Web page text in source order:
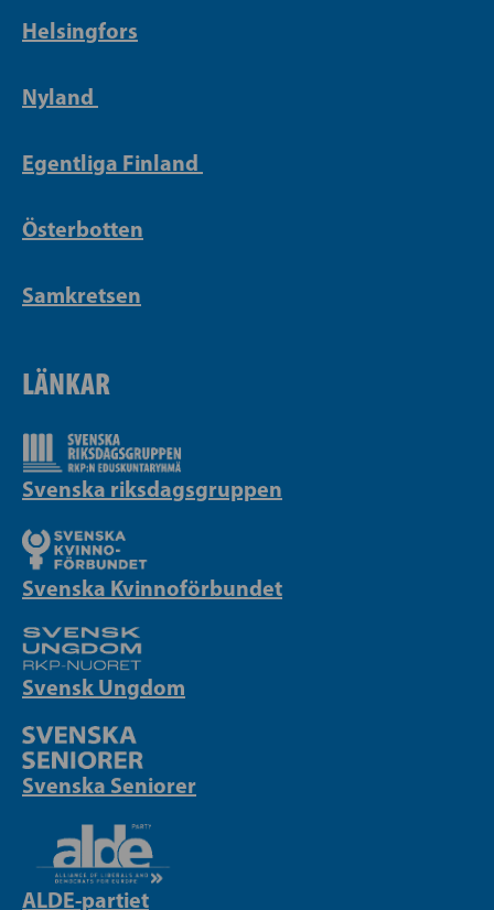
Helsingfors
Nyland
Egentliga Finland
Österbotten
Samkretsen
LÄNKAR
Svenska riksdagsgruppen
Svenska Kvinnoförbundet
Svensk Ungdom
Svenska Seniorer
ALDE-partiet